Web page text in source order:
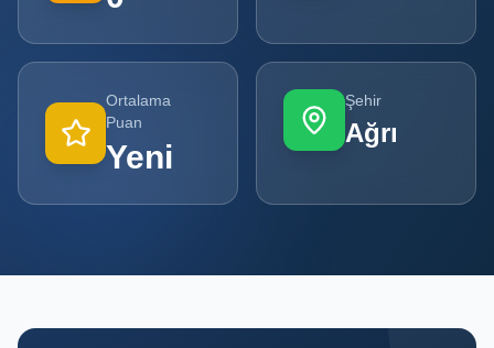
Kampanyalar
POPÜLER
KATEGORILER
Ortalama
Puan
Yeni
Şehir
Ağrı